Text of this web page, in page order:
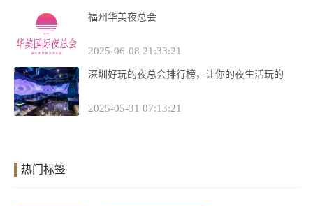
福州华美夜总会
2025-06-08 21:33:21
深圳好玩的夜总会排行榜，让你的夜生活玩的
2025-05-31 07:13:21
热门标签